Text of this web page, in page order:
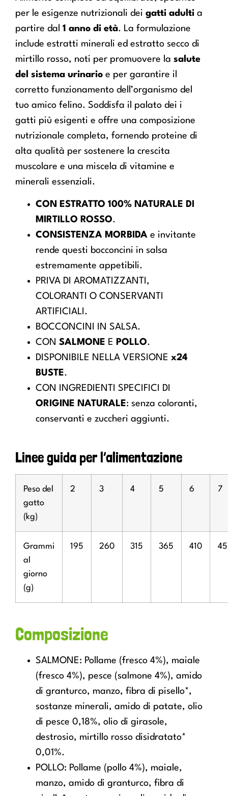
per le esigenze nutrizionali dei gatti adulti a
partire dal 1 anno di età. La formulazione
include estratti minerali ed estratto secco di
mirtillo rosso, noti per promuovere la salute
del sistema urinario e per garantire il
corretto funzionamento dell’organismo del
tuo amico felino. Soddisfa il palato dei i
gatti più esigenti e offre una composizione
nutrizionale completa, fornendo proteine di
alta qualità per sostenere la crescita
muscolare e una miscela di vitamine e
minerali essenziali.
CON ESTRATTO 100% NATURALE DI
MIRTILLO ROSSO.
CONSISTENZA MORBIDA e invitante
rende questi bocconcini in salsa
estremamente appetibili.
PRIVA DI AROMATIZZANTI,
COLORANTI O CONSERVANTI
ARTIFICIALI.
BOCCONCINI IN SALSA.
CON SALMONE E POLLO.
DISPONIBILE NELLA VERSIONE x24
BUSTE.
CON INGREDIENTI SPECIFICI DI
ORIGINE NATURALE: senza coloranti,
conservanti e zuccheri aggiunti.
Linee guida per l’alimentazione
Peso del
gatto
(kg)
2 3 4 5 6 7
Grammi
al
giorno
(g)
195 260 315 365 410
Composizione
SALMONE: Pollame (fresco 4%), maiale
(fresco 4%), pesce (salmone 4%), amido
di granturco, manzo, fibra di pisello*,
sostanze minerali, amido di patate, olio
di pesce 0,18%, olio di girasole,
destrosio, mirtillo rosso disidratato*
0,01%.
POLLO: Pollame (pollo 4%), maiale,
manzo, amido di granturco, fibra di